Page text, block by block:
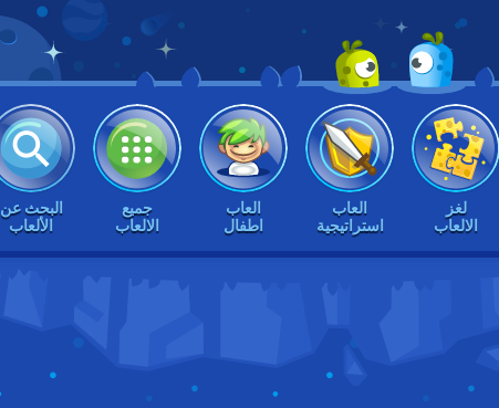
لغز
الالعاب
العاب
استراتيجية
العاب
اطفال
جميع
الالعاب
البحث عن
الألعاب